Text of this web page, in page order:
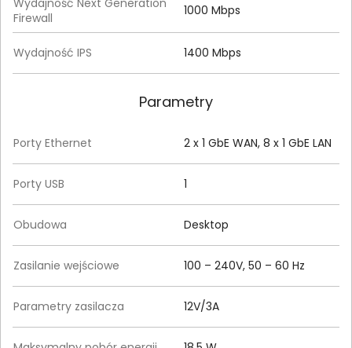
Wydajność Next Generation
Firewall
1000 Mbps
Wydajność IPS 1400 Mbps
Parametry
Porty Ethernet 2 x 1 GbE WAN, 8 x 1 GbE LAN
Porty USB 1
Obudowa Desktop
Zasilanie wejściowe 100 – 240V, 50 – 60 Hz
Parametry zasilacza 12V/3A